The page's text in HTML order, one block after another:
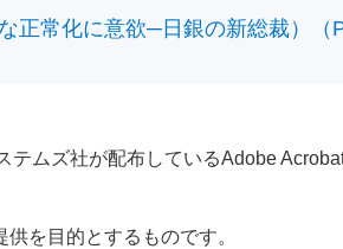
正常化に意欲─日銀の新総裁）（
ムズ社が配布しているAdobe
を目的とするものです。